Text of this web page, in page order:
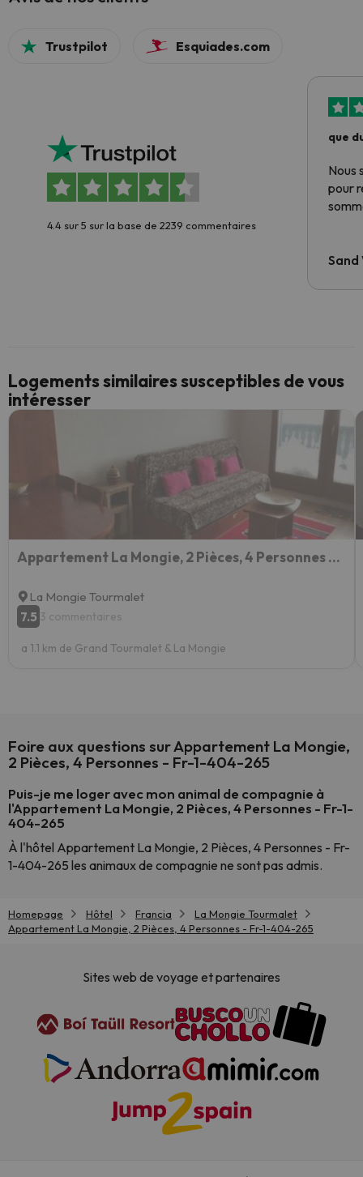
Trustpilot Esquiades.com
4.4 sur 5 sur la base de 2239 commentaires
que
Nous
pour
Sand
Logements similaires susceptibles de vous
intéresser
Appartement La Mongie, 2 Pièces, 4 Personnes - Fr-1-404-249
La Mongie Tourmalet
7.5 3 commentaires
a 1.1 km de Grand Tourmalet & La Mongie
Foire aux questions sur Appartement La Mongie,
2 Pièces, 4 Personnes - Fr-1-404-265
Puis-je me loger avec mon animal de compagnie à
l'Appartement La Mongie, 2 Pièces, 4 Personnes - Fr-1-
404-265
À l'hôtel Appartement La Mongie, 2 Pièces, 4 Personnes - Fr-
1-404-265 les animaux de compagnie ne sont pas admis.
Homepage Hôtel Francia
La Mongie Tourmalet
Appartement La Mongie, 2 Pièces, 4 Personnes - Fr-1-404-265
Sites web de voyage et partenaires